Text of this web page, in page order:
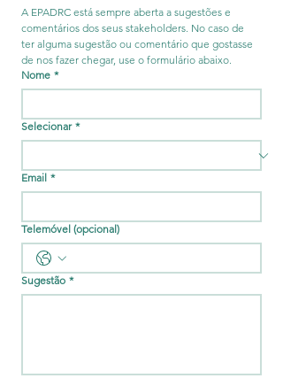
entre os diferentes stakeholders (decisores
políticos, organismos reguladores, operadores de
EFP, alunos/formandos, profissionais de EFP e de
orientação, encarregados de educação, empresários
e outros parceiros sociais) e no desenvolvimento,
eficiência da oferta.
implica processos de
1. Monitorização regulares, envolvendo mecanismos
progresso;
2. Estabelece critérios de qualidade e descritores
indicativos que sustentam a monitorização e a
produção de relatórios por parte dos sistemas e dos
operadores de EFP
A EPADRC está sempre aberta a sugestões e
comentários dos seus stakeholders. No caso de
ter alguma sugestão ou comentário que gostasse
de nos fazer chegar, use o formulário abaixo.
Nome *
Selecionar *
Email *
Telemóvel (opcional)
Sugestão *